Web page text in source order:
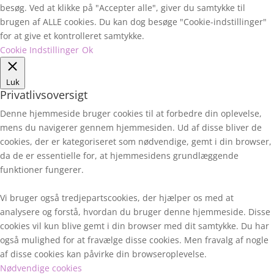
besøg. Ved at klikke på "Accepter alle", giver du samtykke til
brugen af ALLE cookies. Du kan dog besøge "Cookie-indstillinger"
for at give et kontrolleret samtykke.
Cookie Indstillinger Ok
Luk
Privatlivsoversigt
Denne hjemmeside bruger cookies til at forbedre din oplevelse,
mens du navigerer gennem hjemmesiden. Ud af disse bliver de
cookies, der er kategoriseret som nødvendige, gemt i din browser,
da de er essentielle for, at hjemmesidens grundlæggende
funktioner fungerer.
Vi bruger også tredjepartscookies, der hjælper os med at
analysere og forstå, hvordan du bruger denne hjemmeside. Disse
cookies vil kun blive gemt i din browser med dit samtykke. Du har
også mulighed for at fravælge disse cookies. Men fravalg af nogle
af disse cookies kan påvirke din browseroplevelse.
Nødvendige cookies